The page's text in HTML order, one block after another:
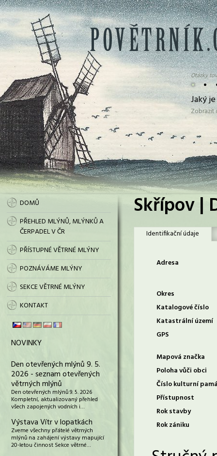
• •
Otázky
Jaký
DOMŮ
PŘEHLED MLÝNŮ, MLÝNKŮ A
ČERPADEL V ČR
PŘÍSTUPNÉ VĚTRNÉ MLÝNY
POZNÁVÁME MLÝNY
SEKCE VĚTRNÉ MLÝNY
KONTAKT
NOVINKY
Den otevřených mlýnů 9. 5.
2026 - seznam otevřených
větrných mlýnů
Den otevřených mlýnů 9. 5. 2026
Kompletní, aktualizovaný přehled
všech zapojených vodních i…
Výstava Vítr v lopatkách
Zveme všechny přátelé větrných
mlýnů na zahájení výstavy mapující
20-letou činnost Sekce větrné…
Skřípov |
Identifikační údaje
Adresa
Okres
Katalogové číslo
Katastrální území
GPS
Mapová značka
Poloha vůči obci
Číslo kulturní
Přístupnost
Rok stavby
Rok zániku